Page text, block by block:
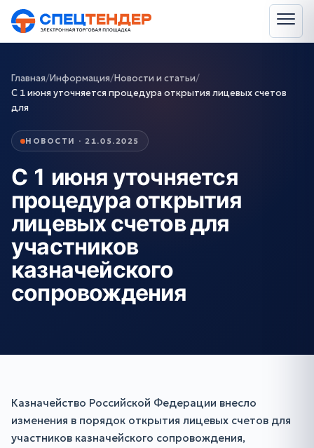
Главная/Информация/Новости и статьи/
С 1 июня уточняется процедура открытия лицевых счетов
для
НОВОСТИ · 21.05.2025
С 1 июня уточняется
процедура открытия
лицевых счетов для
участников
казначейского
сопровождения
Казначейство Российской Федерации внесло
изменения в порядок открытия лицевых счетов для
участников казначейского сопровождения,